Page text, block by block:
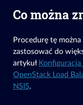
Co można
Procedurę tę
zastosować do
artykuł
OpenStack Load
NSIS.